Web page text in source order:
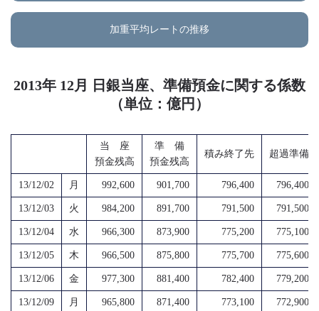
加重平均レートの推移
2013年 12月 日銀当座、準備預金に関する係数
（単位：億円）
当 座
預金残高
準 備
預金残高
積み終了先 超過準備
13/12/02 月 992,600 901,700 796,400 796,400
13/12/03 火 984,200 891,700 791,500 791,500
13/12/04 水 966,300 873,900 775,200 775,100
13/12/05 木 966,500 875,800 775,700 775,600
13/12/06 金 977,300 881,400 782,400 779,200
13/12/09 月 965,800 871,400 773,100 772,900